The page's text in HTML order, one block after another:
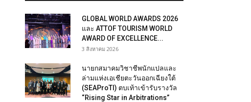
GLOBAL WORLD AWARDS 2026
และ ATTOF TOURISM WORLD
AWARD OF EXCELLENCE...
3 สิงหาคม 2026
นายกสมาคมวิชาชีพนักแปลและ
ล่ามแห่งเอเชียตะวันออกเฉียงใต้
(SEAProTI) ตบเท้าเข้ารับรางวัล
“Rising Star in Arbitrations”